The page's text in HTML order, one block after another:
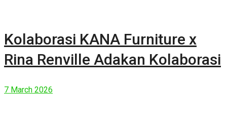
Kolaborasi KANA Furniture x
Rina Renville Adakan Kolaborasi
7 March 2026